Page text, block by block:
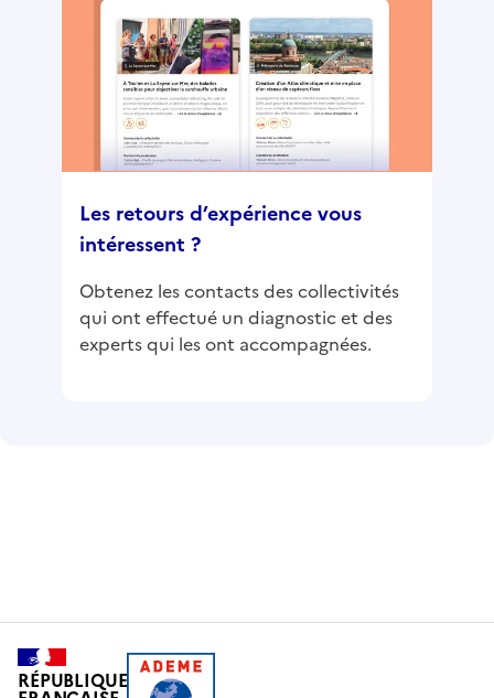
Les retours d’expérience vous
intéressent ?
Obtenez les contacts des collectivités
qui ont effectué un diagnostic et des
experts qui les ont accompagnées.
RÉPUBLIQUE